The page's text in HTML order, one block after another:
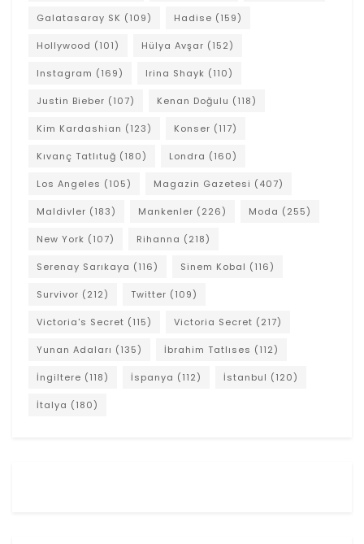
Galatasaray SK (109) Hadise (159)
Hollywood (101) Hülya Avşar (152)
Instagram (169) Irina Shayk (110)
Justin Bieber (107) Kenan Doğulu (118)
Kim Kardashian (123) Konser (117)
Kıvanç Tatlıtuğ (180) Londra (160)
Los Angeles (105) Magazin Gazetesi (407)
Maldivler (183) Mankenler (226) Moda (255)
New York (107) Rihanna (218)
Serenay Sarıkaya (116) Sinem Kobal (116)
Survivor (212) Twitter (109)
Victoria's Secret (115) Victoria Secret (217)
Yunan Adaları (135) İbrahim Tatlıses (112)
İngiltere (118) İspanya (112) İstanbul (120)
İtalya (180)